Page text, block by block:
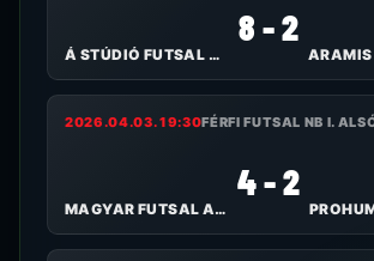
Á STÚDIÓ FUTSAL NYÍREGYHÁZA
8 - 2
ARAMIS
2026.04.03. 19:30FÉRFI FUTSAL NB I.
MAGYAR FUTSAL AKADÉMIA
4 - 2